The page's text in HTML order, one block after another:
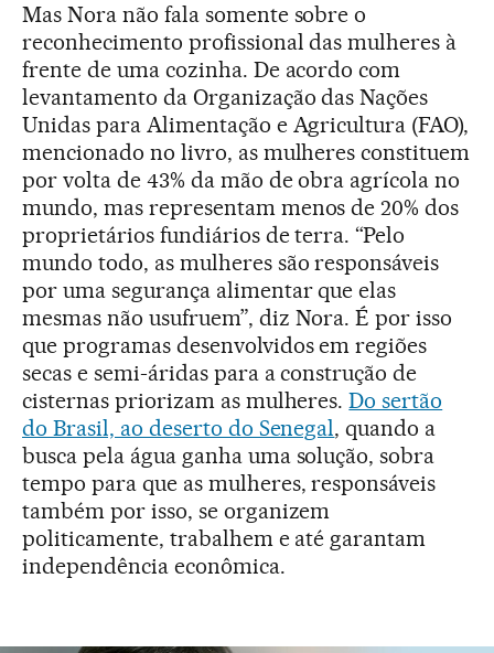
Mas Nora não fala somente sobre o
reconhecimento profissional das mulheres à
frente de uma cozinha. De acordo com
levantamento da Organização das Nações
Unidas para Alimentação e Agricultura (FAO),
mencionado no livro, as mulheres constituem
por volta de 43% da mão de obra agrícola no
mundo, mas representam menos de 20% dos
proprietários fundiários de terra. “Pelo
mundo todo, as mulheres são responsáveis
por uma segurança alimentar que elas
mesmas não usufruem”, diz Nora. É por isso
que programas desenvolvidos em regiões
secas e semi-áridas para a construção de
cisternas priorizam as mulheres.Do sertão
do Brasil, ao deserto do Senegal, quando a
busca pela água ganha uma solução, sobra
tempo para que as mulheres, responsáveis
também por isso, se organizem
politicamente, trabalhem e até garantam
independência econômica.